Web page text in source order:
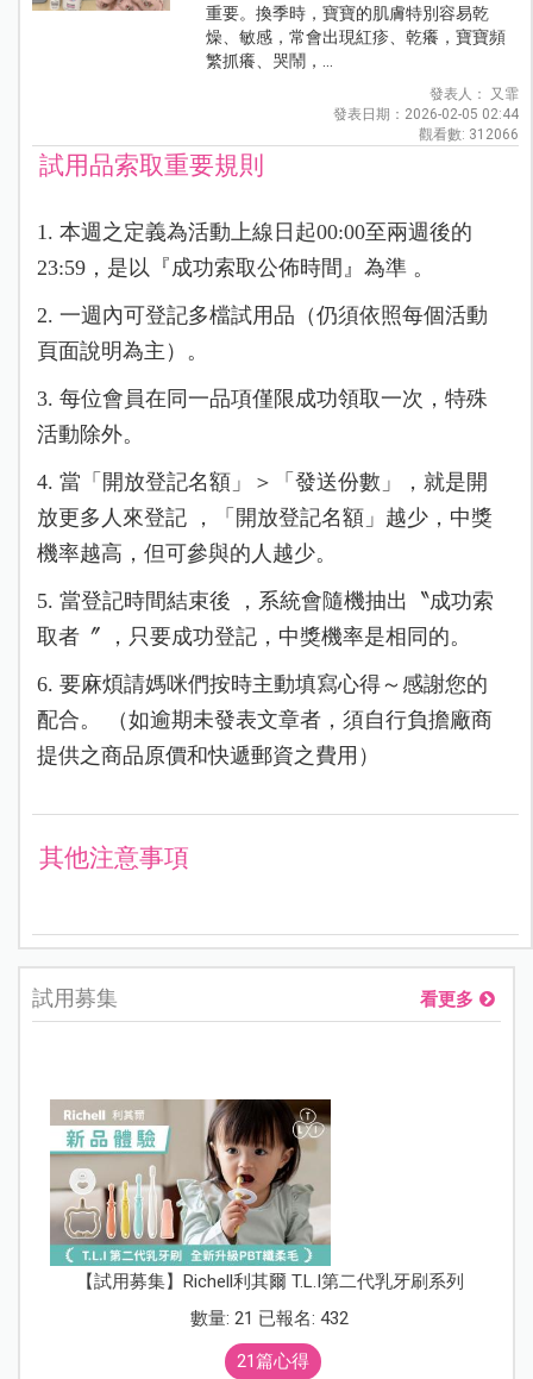
重要。換季時，寶寶的肌膚特別容易乾
燥、敏感，常會出現紅疹、乾癢，寶寶頻
繁抓癢、哭鬧，...
發表人： 又霏
發表日期：2026-02-05 02:44
觀看數: 312066
試用品索取重要規則
1. 本週之定義為活動上線日起00:00至兩週後的
23:59，是以『成功索取公佈時間』為準 。
2. 一週內可登記多檔試用品（仍須依照每個活動
頁面說明為主）。
3. 每位會員在同一品項僅限成功領取一次，特殊
活動除外。
4. 當「開放登記名額」＞「發送份數」，就是開
放更多人來登記 ，「開放登記名額」越少，中獎
機率越高，但可參與的人越少。
5. 當登記時間結束後 ，系統會隨機抽出〝成功索
取者〞 ，只要成功登記，中獎機率是相同的。
6. 要麻煩請媽咪們按時主動填寫心得～感謝您的
配合。 （如逾期未發表文章者，須自行負擔廠商
提供之商品原價和快遞郵資之費用）
其他注意事項
試用募集 看更多
【試用募集】Richell利其爾 T.L.I第二代乳牙刷系列
數量: 21 已報名: 432
21篇心得